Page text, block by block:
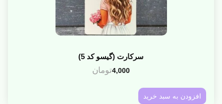
سرکارت (گیسو کد 5)
4,000تومان
افزودن به سبد خرید